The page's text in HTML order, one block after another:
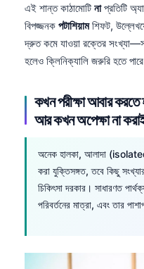
এই শান্ত কাঠামোটি নাপ্রতিটি
বিপজ্জনক পটাশিয়ামশিফট,
দ্রুত কমে যাওয়া রক্তের
হলেও ক্লিনিক্যালি জরুরি হতে
কখন পরীক্ষা আবার
আর কখন অপেক্ষা না
অনেক হালকা, আলাদা (isolated)
করা যুক্তিসঙ্গত, তবে কিছু
চিকিৎসা দরকার। সাধারণত
পরিবর্তনের মাত্রা, এবং তার
Македонски јазик
Euskara
Gàidhlig
Occitan
العربية المغربية
Монгол
ພາສາລາວ
Basa Jawa